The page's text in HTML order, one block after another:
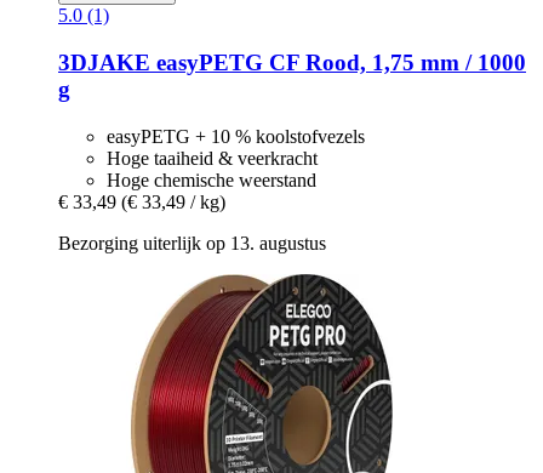
5.0 (1)
3DJAKE easyPETG CF Rood, 1,75 mm / 1000
g
easyPETG + 10 % koolstofvezels
Hoge taaiheid & veerkracht
Hoge chemische weerstand
€ 33,49 (€ 33,49 / kg)
Bezorging uiterlijk op 13. augustus